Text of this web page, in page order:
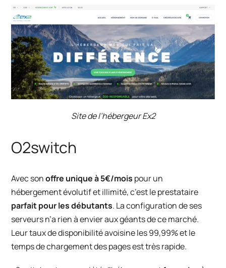
Site de l’hébergeur Ex2
O2switch
Avec sonoffre unique à 5€/mois pour un
hébergement évolutif et illimité, c’est le prestataire
parfait pour les débutants. La configuration de ses
serveurs n’a rien à envier aux géants de ce marché.
Leur taux de disponibilité avoisine les 99,99% et le
temps de chargement des pages est très rapide.